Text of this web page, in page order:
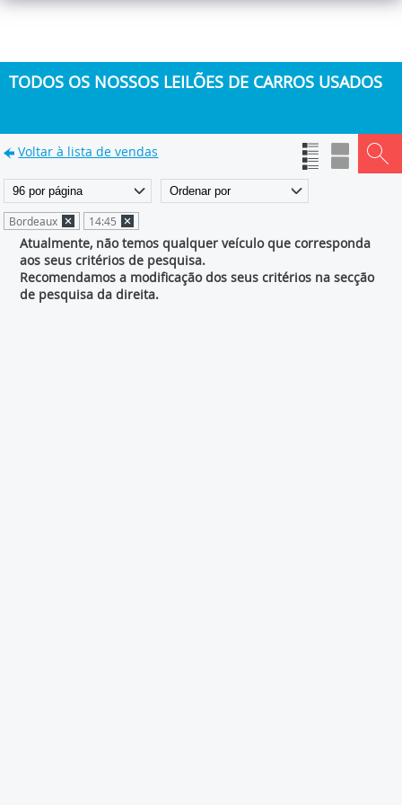
TODOS OS NOSSOS LEILÕES DE CARROS USADOS
Voltar à lista de vendas
Bordeaux 14:45
Atualmente, não temos qualquer veículo que corresponda
aos seus critérios de pesquisa.
Recomendamos a modificação dos seus critérios na secção
de pesquisa da direita.